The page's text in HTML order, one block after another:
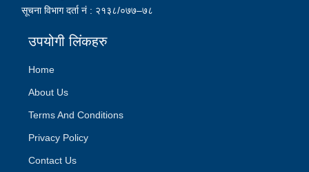
सूचना विभाग दर्ता नं : २१३८/०७७–७८
उपयोगी लिंकहरु
Home
About Us
Terms And Conditions
Privacy Policy
Contact Us